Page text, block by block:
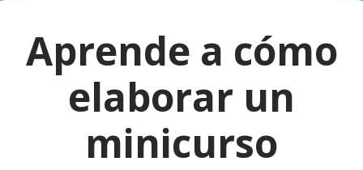
Aprende a cómo
elaborar un
minicurso